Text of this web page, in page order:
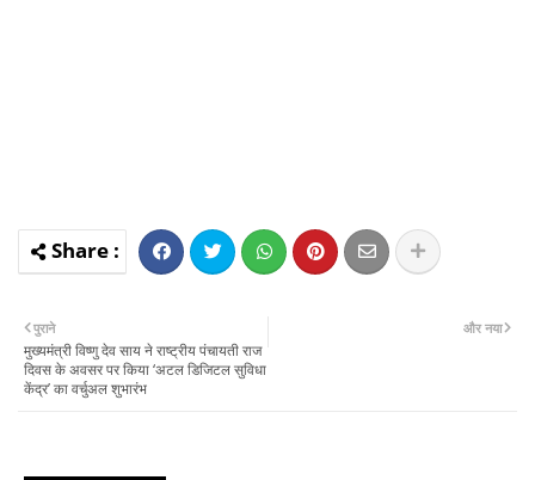
और नया
पुराने
मुख्यमंत्री विष्णु देव साय ने राष्ट्रीय पंचायती राज
दिवस के अवसर पर किया ‘अटल डिजिटल सुविधा
केंद्र’ का वर्चुअल शुभारंभ